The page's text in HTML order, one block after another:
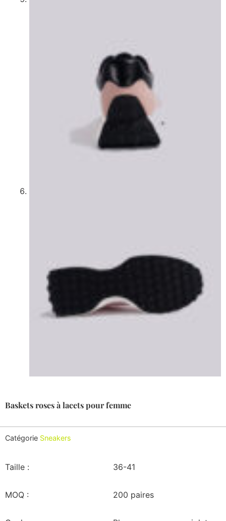
Baskets roses à lacets pour femme
Catégorie Sneakers
Taille : 36-41
MOQ : 200 paires